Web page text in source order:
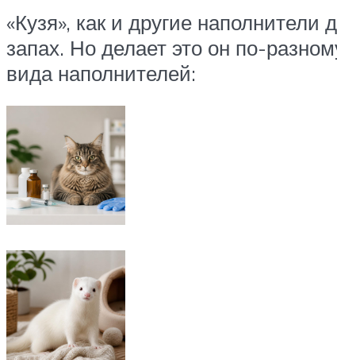
«Кузя», как и другие
запах. Но делает это он по-
вида наполнителей: